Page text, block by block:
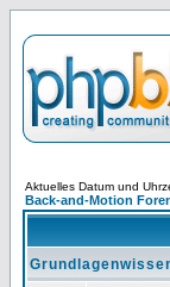
Aktuelles Datum und
Back-and-Motion